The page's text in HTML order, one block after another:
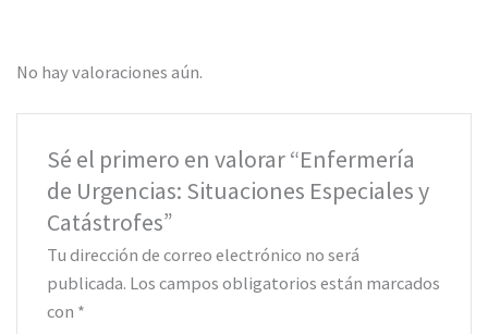
No hay valoraciones aún.
Sé el primero en valorar “Enfermería
de Urgencias: Situaciones Especiales y
Catástrofes”
Tu dirección de correo electrónico no será
publicada. Los campos obligatorios están marcados
con *